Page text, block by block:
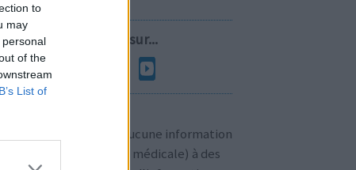
to
may
of the
List of
Suivez-nous sur...
ne communiquons aucune information
(prescription médicale) à des